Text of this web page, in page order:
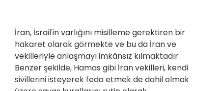
İran, İsrail'in varlığını misilleme gerektiren bir
hakaret olarak görmekte ve bu da İran ve
vekilleriyle anlaşmayı imkânsız kılmaktadır.
Benzer şekilde, Hamas gibi İran vekilleri, kendi
sivillerini isteyerek feda etmek de dahil olmak